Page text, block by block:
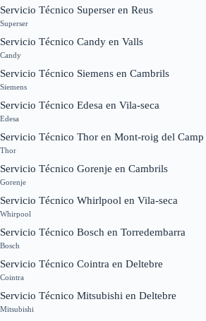
Servicio Técnico Superser en Reus
Superser
Servicio Técnico Candy en Valls
Candy
Servicio Técnico Siemens en Cambrils
Siemens
Servicio Técnico Edesa en Vila-seca
Edesa
Servicio Técnico Thor en Mont-roig del Camp
Thor
Servicio Técnico Gorenje en Cambrils
Gorenje
Servicio Técnico Whirlpool en Vila-seca
Whirpool
Servicio Técnico Bosch en Torredembarra
Bosch
Servicio Técnico Cointra en Deltebre
Cointra
Servicio Técnico Mitsubishi en Deltebre
Mitsubishi